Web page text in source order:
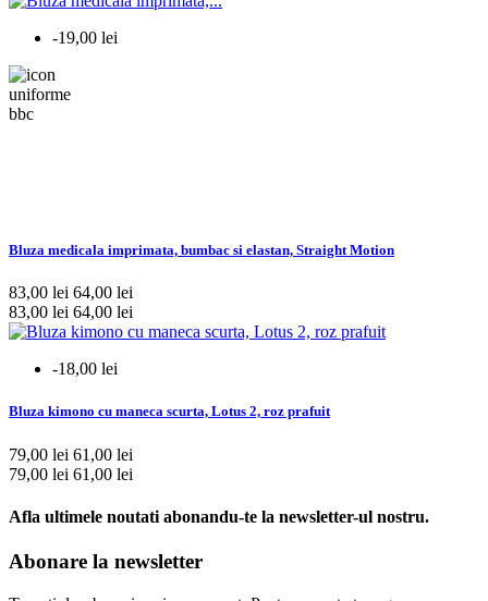
-19,00 lei
Bluza medicala imprimata, bumbac si elastan, Straight Motion
83,00 lei 64,00 lei
83,00 lei 64,00 lei
-18,00 lei
Bluza kimono cu maneca scurta, Lotus 2, roz prafuit
79,00 lei 61,00 lei
79,00 lei 61,00 lei
Afla ultimele noutati abonandu-te la newsletter-ul nostru.
Abonare la newsletter